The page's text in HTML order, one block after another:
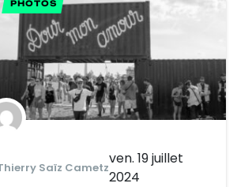
PHOTOS
Saïz Cametz
ven. 19 juillet
2024